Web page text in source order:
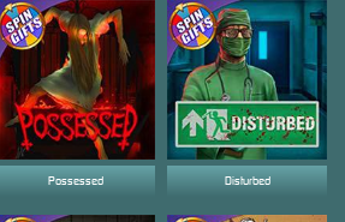
Possessed Disturbed